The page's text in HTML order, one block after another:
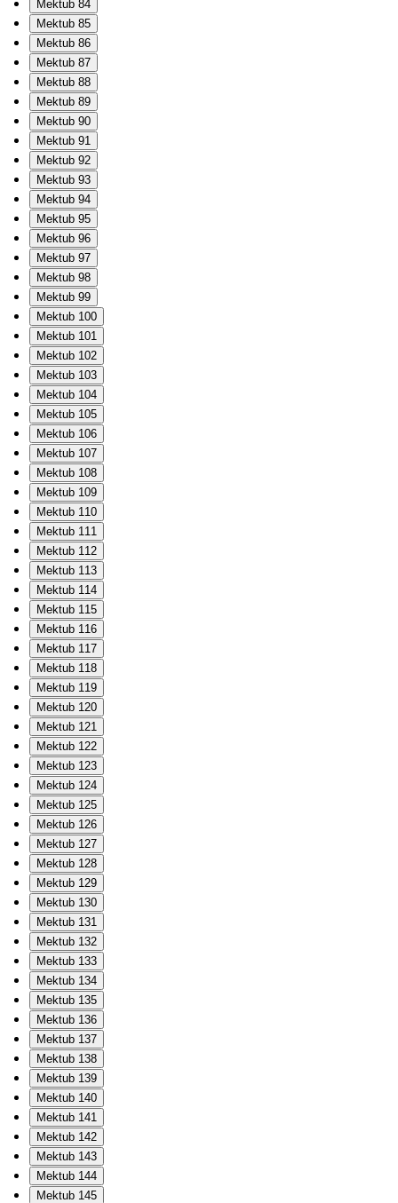
Mektub 84
Mektub 85
Mektub 86
Mektub 87
Mektub 88
Mektub 89
Mektub 90
Mektub 91
Mektub 92
Mektub 93
Mektub 94
Mektub 95
Mektub 96
Mektub 97
Mektub 98
Mektub 99
Mektub 100
Mektub 101
Mektub 102
Mektub 103
Mektub 104
Mektub 105
Mektub 106
Mektub 107
Mektub 108
Mektub 109
Mektub 110
Mektub 111
Mektub 112
Mektub 113
Mektub 114
Mektub 115
Mektub 116
Mektub 117
Mektub 118
Mektub 119
Mektub 120
Mektub 121
Mektub 122
Mektub 123
Mektub 124
Mektub 125
Mektub 126
Mektub 127
Mektub 128
Mektub 129
Mektub 130
Mektub 131
Mektub 132
Mektub 133
Mektub 134
Mektub 135
Mektub 136
Mektub 137
Mektub 138
Mektub 139
Mektub 140
Mektub 141
Mektub 142
Mektub 143
Mektub 144
Mektub 145